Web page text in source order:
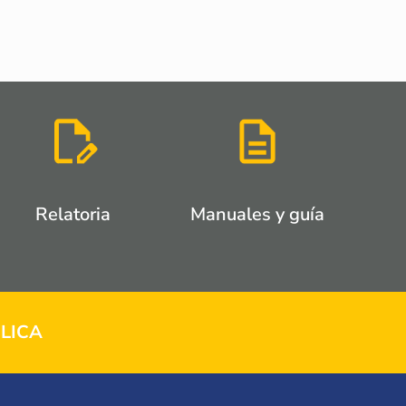
Relatoria Manuales y guía